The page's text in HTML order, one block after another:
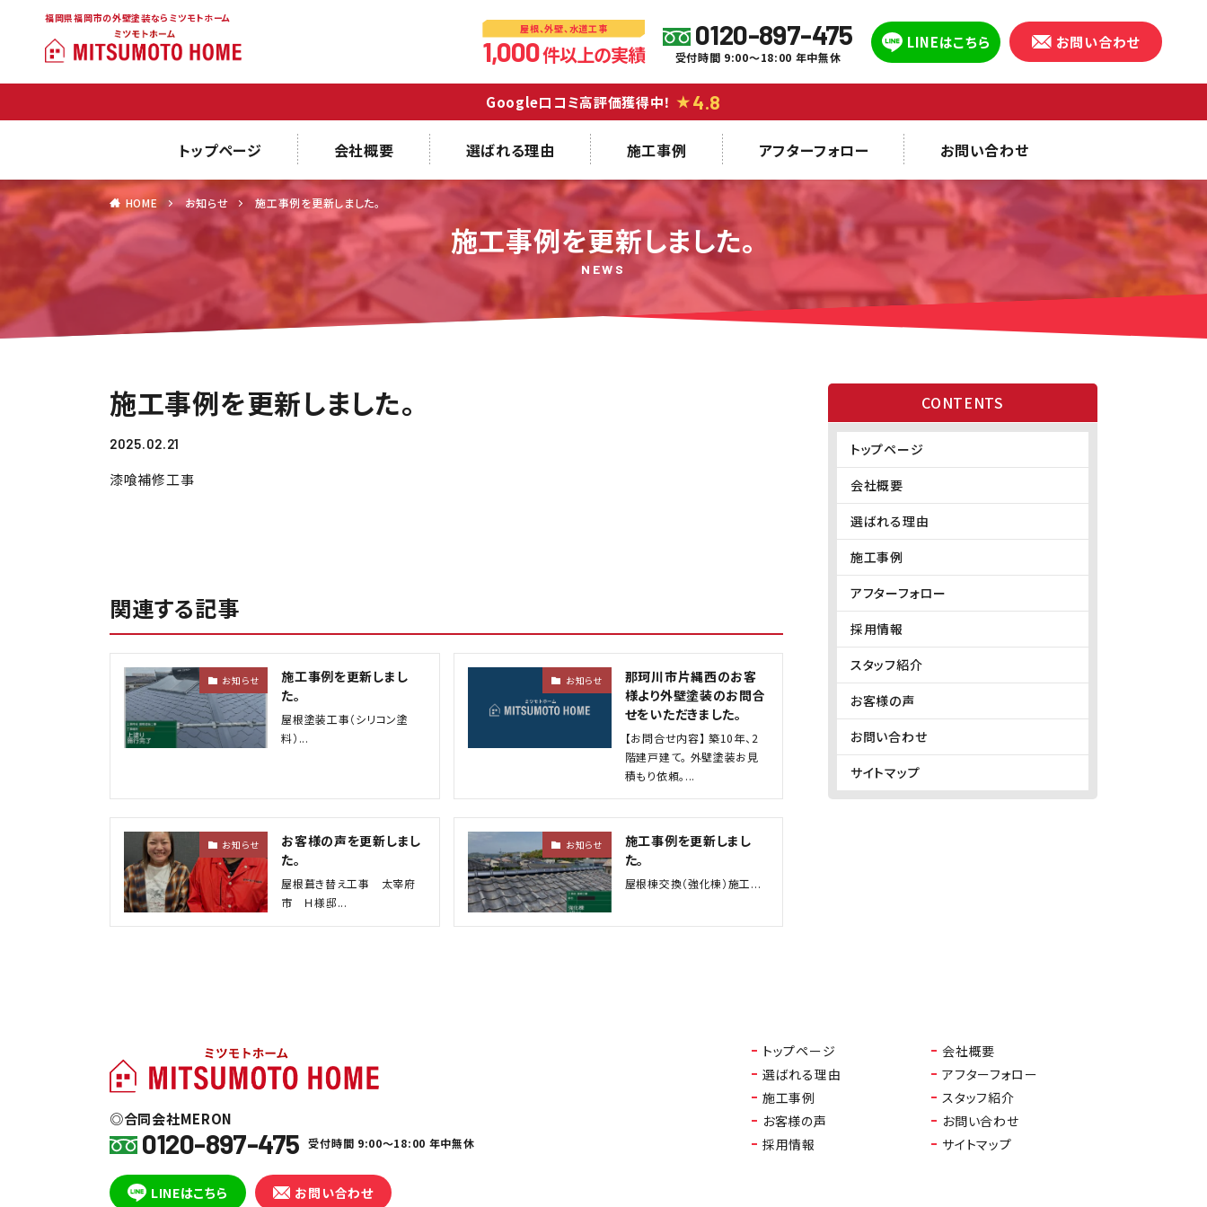
福岡県福岡市の外壁塗装ならミツモトホーム
屋根、外壁、水道工事
1,000件以上の実績
0120-897-475
受付時間 9:00～18:00 年中無休
LINEはこちら お問い合わせ
Google口コミ高評価獲得中！ ★ 4.8
トップページ 会社概要 選ばれる理由 施工事例 アフターフォロー お問い合わせ
HOME お知らせ 施工事例を更新しました。
施工事例を更新しました。
NEWS
施工事例を更新しました。
2025.02.21
漆喰補修工事
関連する記事
お知らせ
施工事例を更新しまし
た。
屋根塗装工事（シリコン塗
料）...
お知らせ
那珂川市片縄西のお客
様より外壁塗装のお問合
せをいただきました。
【お問合せ内容】 築10年、2
階建戸建て。 外壁塗装お見
積もり依頼。...
お知らせ
お客様の声を更新しまし
た。
屋根葺き替え工事 太宰府
市 Ｈ様邸...
お知らせ
施工事例を更新しまし
た。
屋根棟交換（強化棟）施工...
CONTENTS
トップページ
会社概要
選ばれる理由
施工事例
アフターフォロー
採用情報
スタッフ紹介
お客様の声
お問い合わせ
サイトマップ
合同会社MERON
0120-897-475 受付時間 9:00～18:00 年中無休
LINEはこちら お問い合わせ
トップページ
会社概要
選ばれる理由
アフターフォロー
施工事例
スタッフ紹介
お客様の声
お問い合わせ
採用情報
サイトマップ